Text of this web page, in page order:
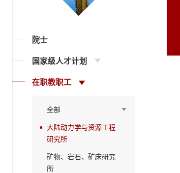
院士
国家级人才计划
在职教职工
全部
大陆动力学与资源工程
研究所
矿物、岩石、矿床研究
所